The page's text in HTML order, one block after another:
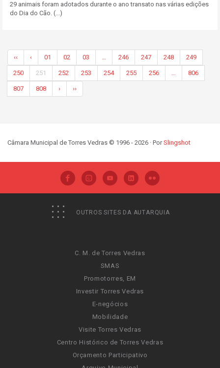
29 animais foram adotados durante o ano transato nas várias edições
do Dia do Cão. (...)
‹‹ ‹ 01 02 03 … 246 247 248 249
250 251 252 253 254 255 256 … 806
807 808 › ››
Câmara Municipal de Torres Vedras © 1996 - 2026 · PorSlingshot
OUTROS SITES DA AUTARQUIA
C. M. de Torres Vedras
SMAS
Promotorres, EM
Investir Torres Vedras
E-negócios
Mobilidade
Visite Torres Vedras
Centro Histórico de Torres Vedras
Orçamento Participativo